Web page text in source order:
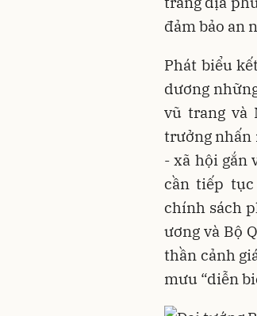
đảm bảo an
Phát biểu
dương
vũ trang và
trưởng nhấn
- xã hội gắn
cần tiếp
chính sách
ương và Bộ
thần cảnh
mưu “diễn